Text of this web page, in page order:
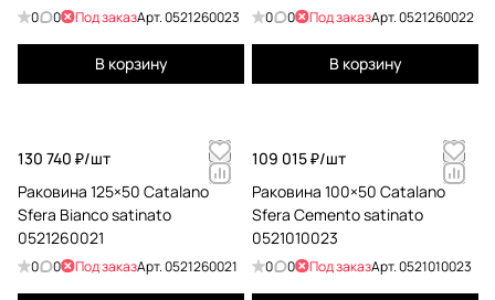
0 0 Под заказАрт.0521260023
В корзину
0 0 Под заказАрт.0521260022
В корзину
130 740 ₽/шт
Раковина 125×50 Catalano
Sfera Bianco satinato
0521260021
0 0 Под заказАрт.0521260021
109 015 ₽/шт
Раковина 100×50 Catalano
Sfera Cemento satinato
0521010023
0 0 Под заказАрт.0521010023